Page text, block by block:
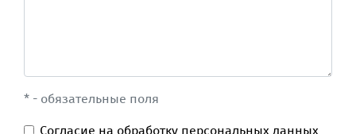
* - обязательные поля
Согласие на обработку персональных данных